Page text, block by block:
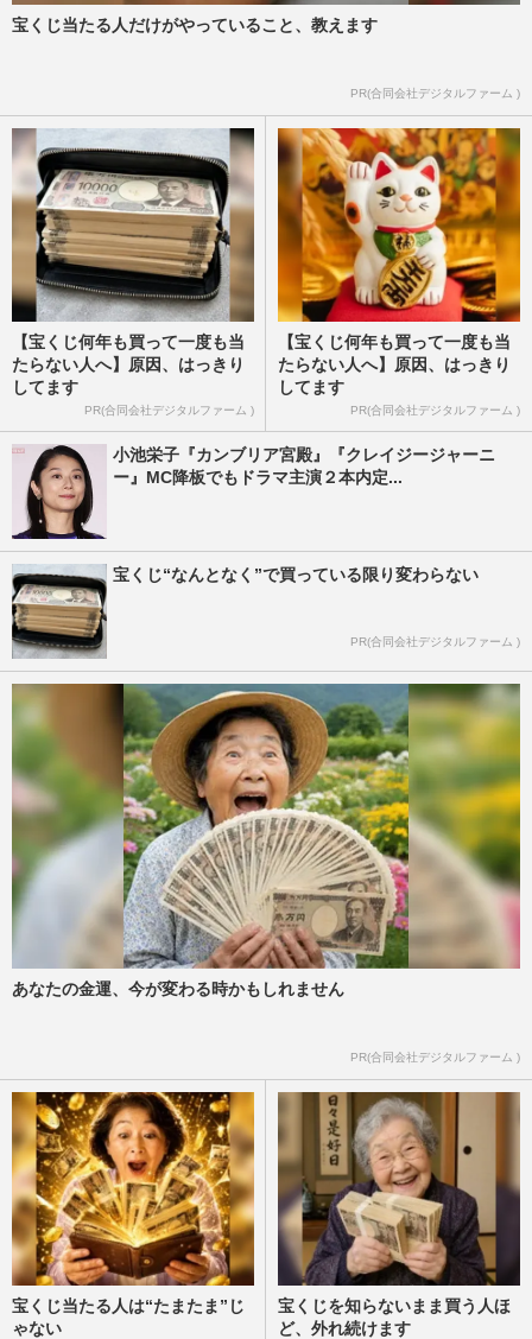
宝くじ当たる人だけがやっていること、教えます
PR(合同会社デジタルファーム )
【宝くじ何年も買って一度も当
たらない人へ】原因、はっきり
してます
PR(合同会社デジタルファーム )
【宝くじ何年も買って一度も当
たらない人へ】原因、はっきり
してます
PR(合同会社デジタルファーム )
小池栄子『カンブリア宮殿』『クレイジージャーニ
ー』MC降板でもドラマ主演２本内定...
宝くじ“なんとなく”で買っている限り変わらない
PR(合同会社デジタルファーム )
あなたの金運、今が変わる時かもしれません
PR(合同会社デジタルファーム )
宝くじ当たる人は“たまたま”じ
ゃない
宝くじを知らないまま買う人ほ
ど、外れ続けます